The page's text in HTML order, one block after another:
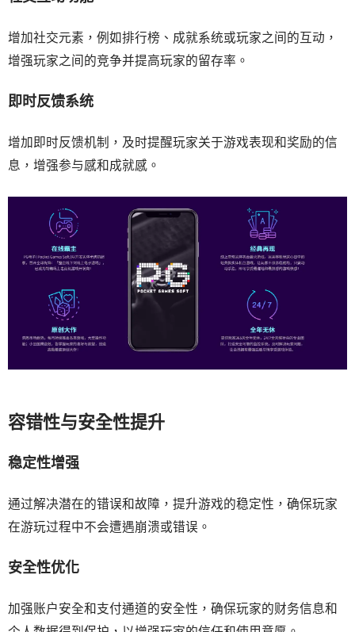
增加社交元素，例如排行榜、成就系统或玩家之间的互动，
增强玩家之间的竞争并提高玩家的留存率。
即时反馈系统
增加即时反馈机制，及时提醒玩家关于游戏表现和奖励的信
息，增强参与感和成就感。
容错性与安全性提升
稳定性增强
通过解决潜在的错误和故障，提升游戏的稳定性，确保玩家
在游玩过程中不会遭遇崩溃或错误。
安全性优化
加强账户安全和支付通道的安全性，确保玩家的财务信息和